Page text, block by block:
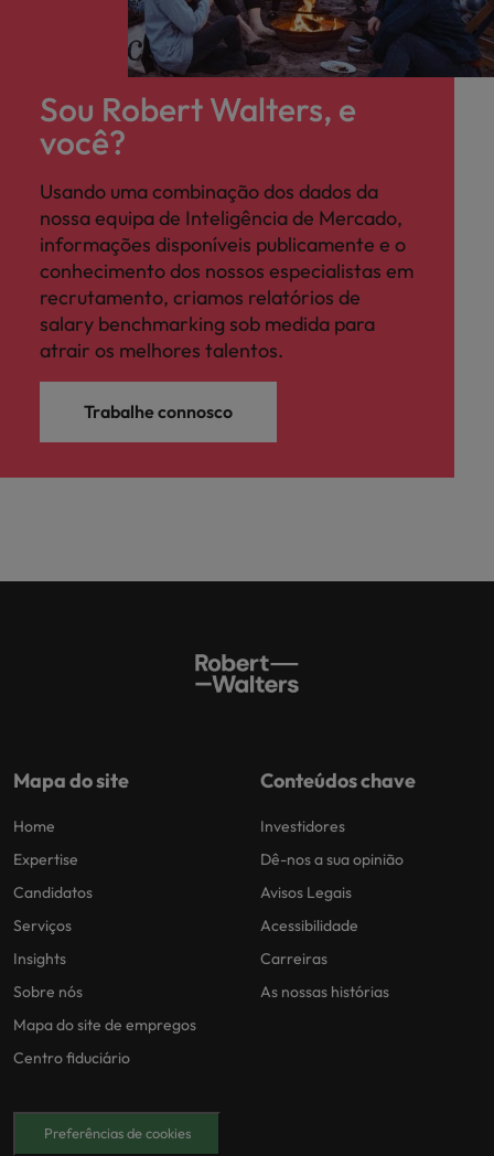
Sou Robert Walters, e
você?
Usando uma combinação dos dados da
nossa equipa de Inteligência de Mercado,
informações disponíveis publicamente e o
conhecimento dos nossos especialistas em
recrutamento, criamos relatórios de
salary benchmarking sob medida para
atrair os melhores talentos.
Trabalhe connosco
Mapa do site
Home
Expertise
Candidatos
Serviços
Insights
Sobre nós
Mapa do site de empregos
Centro fiduciário
Conteúdos chave
Investidores
Dê-nos a sua opinião
Avisos Legais
Acessibilidade
Carreiras
As nossas histórias
Preferências de cookies